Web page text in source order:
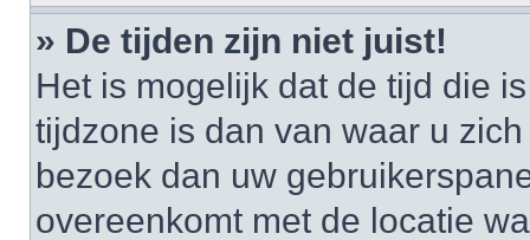
» De tijden zijn niet juist!
Het is mogelijk dat de tijd die
tijdzone is dan van waar u
bezoek dan uw
overeenkomt met de locatie